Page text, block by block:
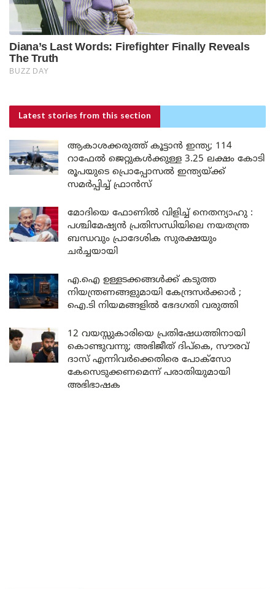
Latest stories from this section
ആകാശക്കരുത്ത് കൂട്ടാൻ ഇന്ത്യ; 114
റാഫേൽ ജെറ്റുകൾക്കുള്ള 3.25 ലക്ഷം കോടി
രൂപയുടെ പ്രൊപ്പോസൽ ഇന്ത്യയ്ക്ക്
സമർപ്പിച്ച് ഫ്രാൻസ്
മോദിയെ ഫോണിൽ വിളിച്ച് നെതന്യാഹു :
പശ്ചിമേഷ്യൻ പ്രതിസന്ധിയിലെ നയതന്ത്ര
ബന്ധവും പ്രാദേശിക സുരക്ഷയും
ചർച്ചയായി
എ.ഐ ഉള്ളടക്കങ്ങൾക്ക് കടുത്ത
നിയന്ത്രണങ്ങളുമായി കേന്ദ്രസർക്കാർ ;
ഐ.ടി നിയമങ്ങളിൽ ഭേദഗതി വരുത്തി
12 വയസ്സുകാരിയെ പ്രതിഷേധത്തിനായി
കൊണ്ടുവന്നു; അഭിജീത് ദിപ്കെ, സൗരവ്
ദാസ് എന്നിവർക്കെതിരെ പോക്സോ
കേസെടുക്കണമെന്ന് പരാതിയുമായി
അഭിഭാഷക